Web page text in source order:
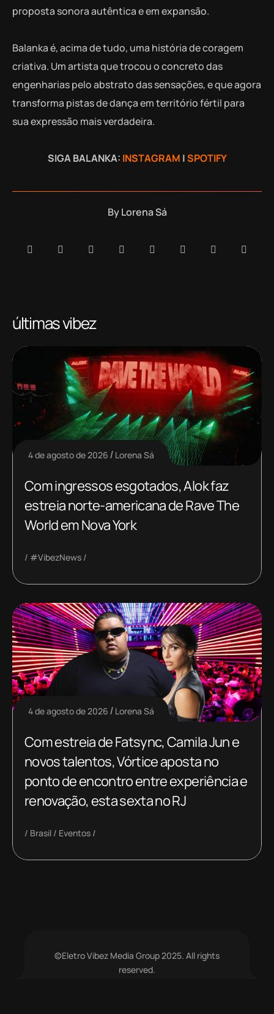
proposta sonora autêntica e em expansão.
Balanka é, acima de tudo, uma história de coragem
criativa. Um artista que trocou o concreto das
engenharias pelo abstrato das sensações, e que agora
transforma pistas de dança em território fértil para
sua expressão mais verdadeira.
SIGA BALANKA: INSTAGRAM |SPOTIFY
ByLorena Sá
últimas vibez
4 de agosto de 2026 Lorena Sá
Com ingressos esgotados, Alok faz
estreia norte-americana de Rave The
World em Nova York
#VibezNews
4 de agosto de 2026 Lorena Sá
Com estreia de Fatsync, Camila Jun e
novos talentos, Vórtice aposta no
ponto de encontro entre experiência e
renovação, esta sexta no RJ
Brasil Eventos
©Eletro Vibez Media Group 2025. All rights
reserved.